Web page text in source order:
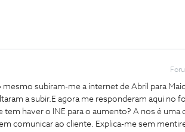
subiram-me a internet de Abril para
a subir.E agora me responderam aqui no
tem haver o INE para o aumento? A nos é uma
comunicar ao cliente. Explica-me sem